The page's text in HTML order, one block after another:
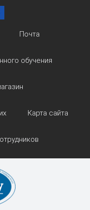
Почта
обучения
Карта сайта